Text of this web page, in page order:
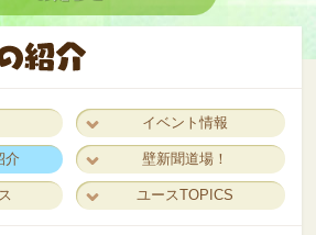
イベント情報
介 壁新聞道場！
ユースTOPICS